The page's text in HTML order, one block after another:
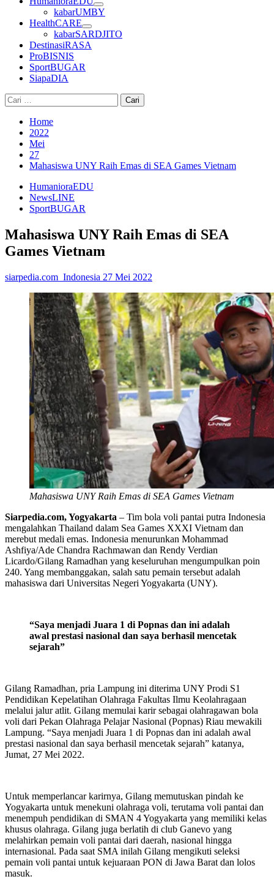
kabarUMBY
HealthCARE
kabarSARDJITO
DestinasiRASA
ProBISNIS
SportBUGAR
SiapaDIA
Cari
untuk:
Home
2022
Mei
27
Mahasiswa UNY Raih Emas di SEA Games Vietnam
HumanioraEDU
NewsLINE
SportBUGAR
Mahasiswa UNY Raih Emas di SEA
Games Vietnam
siarpedia.com_Indonesia 27 Mei 2022
Mahasiswa UNY Raih Emas di SEA Games Vietnam
Siarpedia.com, Yogyakarta – Tim bola voli pantai putra Indonesia
mengalahkan Thailand dalam Sea Games XXXI Vietnam dan
merebut medali emas. Indonesia menurunkan Mohammad
Ashfiya/Ade Chandra Rachmawan dan Rendy Verdian
Licardo/Gilang Ramadhan yang keseluruhan mengumpulkan poin
240. Yang membanggakan, salah satu pemain tersebut adalah
mahasiswa dari Universitas Negeri Yogyakarta (UNY).
“Saya menjadi Juara 1 di Popnas dan ini adalah
awal prestasi nasional dan saya berhasil mencetak
sejarah”
Gilang Ramadhan, pria Lampung ini diterima UNY Prodi S1
Pendidikan Kepelatihan Olahraga Fakultas Ilmu Keolahragaan
melalui jalur atlit. Gilang memulai karir sebagai olahragawan bola
voli dari Pekan Olahraga Pelajar Nasional (Popnas) Riau mewakili
Lampung. “Saya menjadi Juara 1 di Popnas dan ini adalah awal
prestasi nasional dan saya berhasil mencetak sejarah” katanya,
Jumat, 27 Mei 2022.
Untuk memperlancar karirnya, Gilang memutuskan pindah ke
Yogyakarta untuk menekuni olahraga voli, terutama voli pantai dan
menempuh pendidikan di SMAN 4 Yogyakarta yang memiliki kelas
khusus olahraga. Gilang juga berlatih di club Ganevo yang
melahirkan pemain voli pantai dari daerah, nasional hingga
internasional. Pada saat SMA inilah Gilang mengikuti seleksi
pemain voli pantai untuk kejuaraan PON di Jawa Barat dan lolos
masuk.